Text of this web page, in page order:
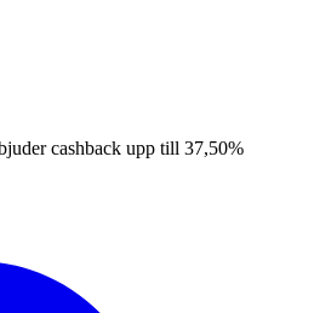
cashback upp till 37,50%